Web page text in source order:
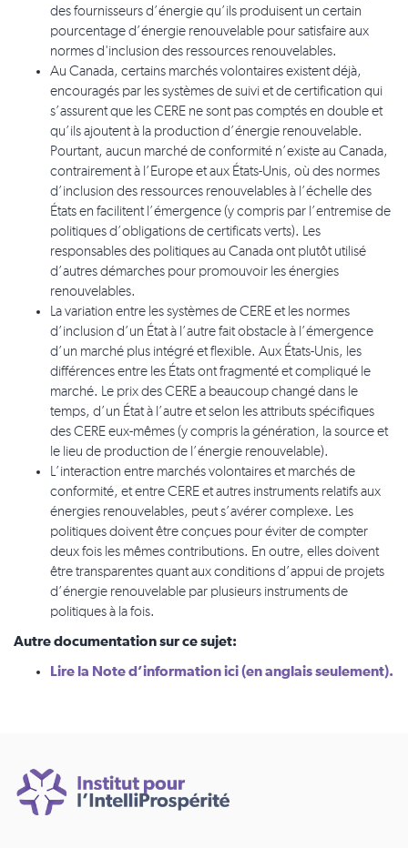
des fournisseurs d’énergie qu’ils produisent un certain
pourcentage d’énergie renouvelable pour satisfaire aux
normes d'inclusion des ressources renouvelables.
Au Canada, certains marchés volontaires existent déjà,
encouragés par les systèmes de suivi et de certification qui
s’assurent que les CERE ne sont pas comptés en double et
qu’ils ajoutent à la production d’énergie renouvelable.
Pourtant, aucun marché de conformité n’existe au Canada,
contrairement à l’Europe et aux États-Unis, où des normes
d’inclusion des ressources renouvelables à l’échelle des
États en facilitent l’émergence (y compris par l’entremise de
politiques d’obligations de certificats verts). Les
responsables des politiques au Canada ont plutôt utilisé
d’autres démarches pour promouvoir les énergies
renouvelables.
La variation entre les systèmes de CERE et les normes
d’inclusion d’un État à l’autre fait obstacle à l’émergence
d’un marché plus intégré et flexible. Aux États-Unis, les
différences entre les États ont fragmenté et compliqué le
marché. Le prix des CERE a beaucoup changé dans le
temps, d’un État à l’autre et selon les attributs spécifiques
des CERE eux-mêmes (y compris la génération, la source et
le lieu de production de l’énergie renouvelable).
L’interaction entre marchés volontaires et marchés de
conformité, et entre CERE et autres instruments relatifs aux
énergies renouvelables, peut s’avérer complexe. Les
politiques doivent être conçues pour éviter de compter
deux fois les mêmes contributions. En outre, elles doivent
être transparentes quant aux conditions d’appui de projets
d’énergie renouvelable par plusieurs instruments de
politiques à la fois.
Autre documentation sur ce sujet:
Lire la Note d’information ici (en anglais seulement).